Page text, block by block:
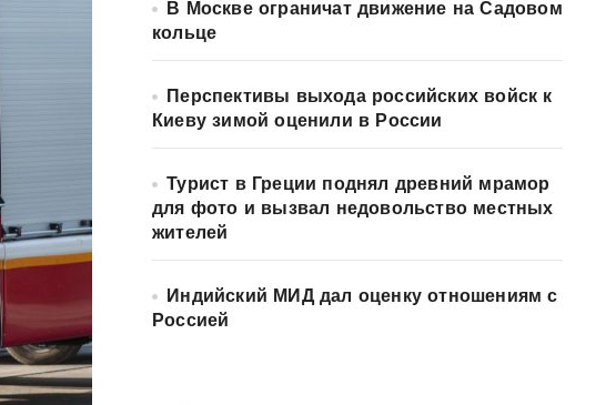
В Москве ограничат движение на Садовом
кольце
Перспективы выхода российских войск к
Киеву зимой оценили в России
Турист в Греции поднял древний мрамор
для фото и вызвал недовольство местных
жителей
Индийский МИД дал оценку отношениям с
Россией